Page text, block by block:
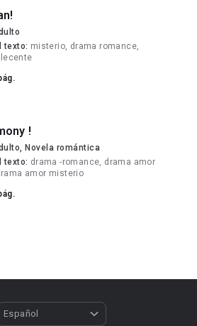
texto: misterio, drama romance,
pág.
!
Novela romántica
texto: drama -romance, drama amor
amor misterio
pág.
Español